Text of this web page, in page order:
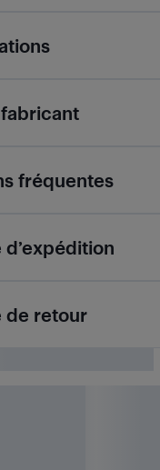
fréquentes
d’expédition
de retour